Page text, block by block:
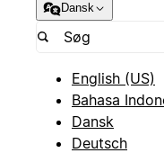
Dansk
English (US)
Bahasa
Dansk
Deutsch